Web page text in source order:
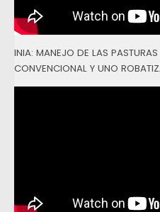
INIA: MANEJO DE LAS
CONVENCIONAL Y UNO